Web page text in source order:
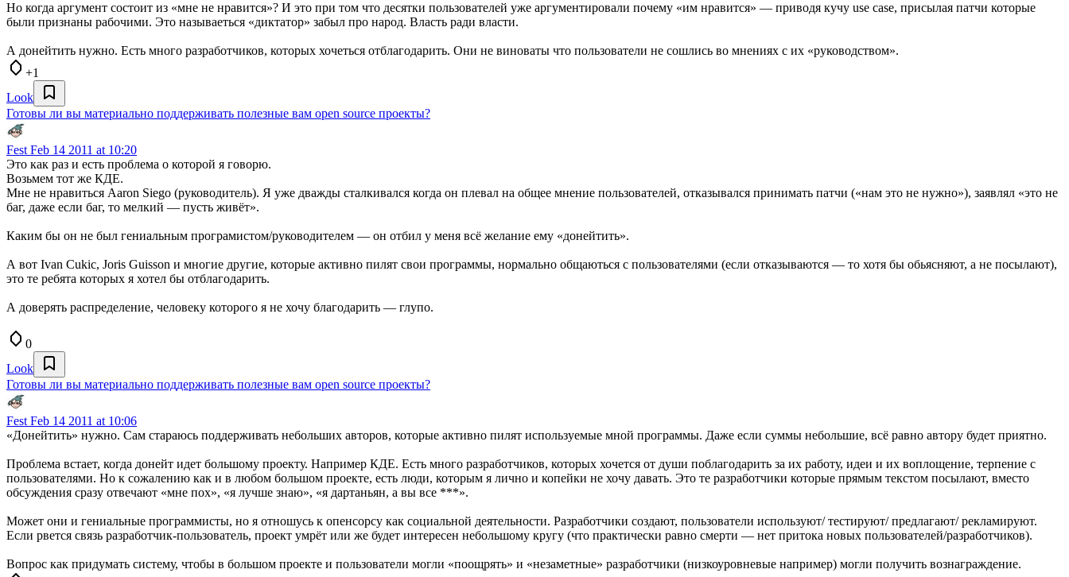
Но когда аргумент состоит из «мне не нравится»? И это при том что десятки пользователей уже аргументировали почему «им нравится» — приводя кучу use case, присылая патчи которые
были признаны рабочими. Это называеться «диктатор» забыл про народ. Власть ради власти.
А донейтить нужно. Есть много разработчиков, которых хочеться отблагодарить. Они не виноваты что пользователи не сошлись во мнениях с их «руководством».
+1
Look
Готовы ли вы материально поддерживать полезные вам open source проекты?
Fest Feb 14 2011 at 10:20
Это как раз и есть проблема о которой я говорю.
Возьмем тот же КДЕ.
Мне не нравиться Aaron Siego (руководитель). Я уже дважды сталкивался когда он плевал на общее мнение пользователей, отказывался принимать патчи («нам это не нужно»), заявлял «это не
баг, даже если баг, то мелкий — пусть живёт».
Каким бы он не был гениальным програмистом/руководителем — он отбил у меня всё желание ему «донейтить».
А вот Ivan Cukic, Joris Guisson и многие другие, которые активно пилят свои программы, нормально общаються с пользователями (если отказываются — то хотя бы обьясняют, а не посылают),
это те ребята которых я хотел бы отблагодарить.
А доверять распределение, человеку которого я не хочу благодарить — глупо.
0
Look
Готовы ли вы материально поддерживать полезные вам open source проекты?
Fest Feb 14 2011 at 10:06
«Донейтить» нужно. Сам стараюсь поддерживать небольших авторов, которые активно пилят используемые мной программы. Даже если суммы небольшие, всё равно автору будет приятно.
Проблема встает, когда донейт идет большому проекту. Например КДЕ. Есть много разработчиков, которых хочется от души поблагодарить за их работу, идеи и их воплощение, терпение с
пользователями. Но к сожалению как и в любом большом проекте, есть люди, которым я лично и копейки не хочу давать. Это те разработчики которые прямым текстом посылают, вместо
обсуждения сразу отвечают «мне пох», «я лучше знаю», «я дартаньян, а вы все ***».
Может они и гениальные программисты, но я отношусь к опенсорсу как социальной деятельности. Разработчики создают, пользователи используют/ тестируют/ предлагают/ рекламируют.
Если рвется связь разработчик-пользователь, проект умрёт или же будет интересен небольшому кругу (что практически равно смерти — нет притока новых пользователей/разработчиков).
Вопрос как придумать систему, чтобы в большом проекте и пользователи могли «поощрять» и «незаметные» разработчики (низкоуровневые например) могли получить вознаграждение.